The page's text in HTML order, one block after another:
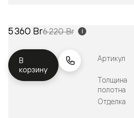
5 360 Br6 220 Br i
В
корзину
Артикул
Толщина
полотна
Отделка